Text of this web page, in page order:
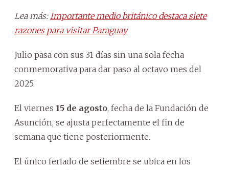
Lea más:Importante medio británico destaca siete
razones para visitar Paraguay
Julio pasa con sus 31 días sin una sola fecha
conmemorativa para dar paso al octavo mes del
2025.
El viernes 15 de agosto, fecha de la Fundación de
Asunción, se ajusta perfectamente el fin de
semana que tiene posteriormente.
El único feriado de setiembre se ubica en los